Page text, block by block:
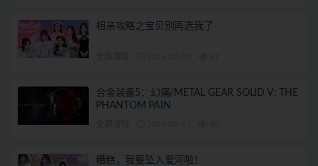
相亲攻略之宝贝别再选我了
合金装备5：幻痛/METAL GEAR SOLID V: THE
PHANTOM PAIN
糟糕，我要坠入爱河啦！